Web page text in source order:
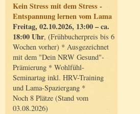
Kein Stress mit dem Stress -
Entspannung lernen vom Lama
Freitag, 02.10.2026, 13:00 – ca.
18:00 Uhr, (Frühbucherpreis bis 6
Wochen vorher) * Ausgezeichnet
mit dem "Dein NRW Gesund"-
Prämierung * Wohlfühl-
Seminartag inkl. HRV-Training
und Lama-Spaziergang *
Noch 8 Plätze (Stand vom
03.08.2026)